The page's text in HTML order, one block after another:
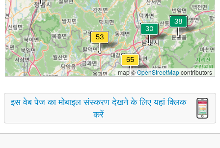
map ©OpenStreetMapcontributors
इस वेब पेज का मोबाइल संस्करण देखने के लिए यहां क्लिक
करें